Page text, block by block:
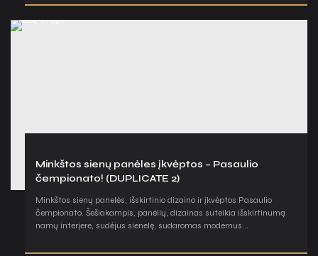
Minkštos sienų panėles įkvėptos – Pasaulio
čempionato! (DUPLICATE 2)
Minkštos sienų panelės, išskirtinio dizaino ir įkvėptos Pasaulio
čempionato. Šešiakampis, panėlių, dizainas suteikia išskirtinumą
namų interjere, sudėjus sienelę, sudaromas modernus...